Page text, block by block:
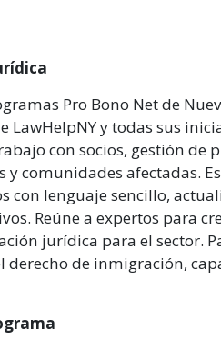
Pro Bono Net de
LawHelpNY y todas sus
con socios, gestión de
comunidades afectadas.
con lenguaje sencillo,
Reúne a expertos para
jurídica para el sector.
de inmigración,